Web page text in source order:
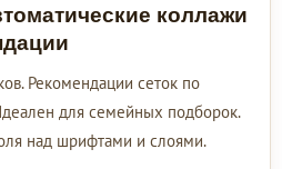
коллажи
Рекомендации сеток по
для семейных подборок.
над шрифтами и слоями.